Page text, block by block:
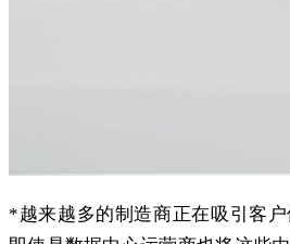
*越来越多的制造商正在吸引客户